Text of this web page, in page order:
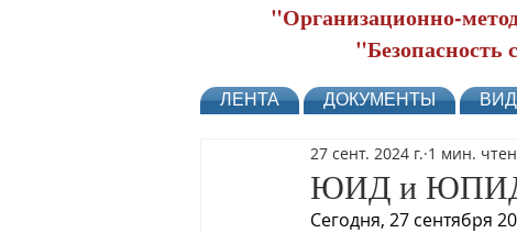
"Организационно-
ЛЕНТА ДОКУМЕНТЫ
ЮИД и
27 сент. 2024 г. 1 мин.
Сегодня, 27 сентября